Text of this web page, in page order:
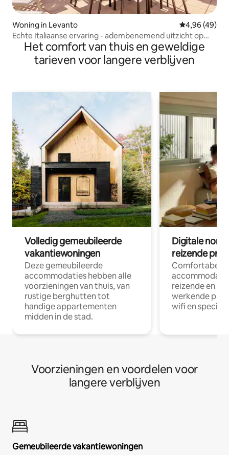
Woning in Levanto Gemiddelde
4,96 (49)
Echte Italiaanse ervaring - adembenemend uitzicht op
het terras
Het comfort van thuis en geweldige
tarieven voor langere verblijven
Volledig gemeubileerde
vakantiewoningen
Deze gemeubileerde
accommodaties hebben alle
voorzieningen van thuis, van
rustige berghutten tot
handige appartementen
midden in de stad.
Digitale
reizende
Comfortabele
reizende en
werkende
wifi en
Voorzieningen en voordelen voor
langere verblijven
Gemeubileerde vakantiewoningen